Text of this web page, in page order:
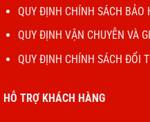
Tắt đi tùy chọn tự động
đơn giản chỉ cần vào Cài
ứng dụng và chọn cần
QUY ĐỊNH CHÍNH SÁCH BẢO
QUY ĐỊNH VẬN CHUYỄN VÀ
QUY ĐỊNH CHÍNH SÁCH ĐỔI
HỖ TRỢ KHÁCH HÀNG